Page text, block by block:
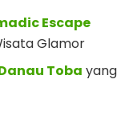
Escape
Glamor
Toba yang